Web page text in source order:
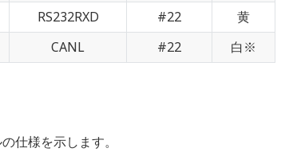
RS232RXD #22
黄
CANL #22 白※
仕様を示します。